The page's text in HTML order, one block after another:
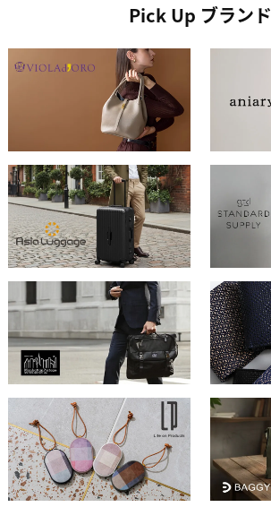
Pick Up ブランド